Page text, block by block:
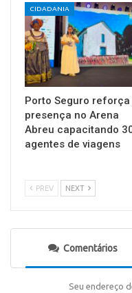
CIDADANIA
Porto Seguro reforça
presença no Arena
Abreu capacitando
agentes de viagens
PREV NEXT
Comentários
Seu endereço